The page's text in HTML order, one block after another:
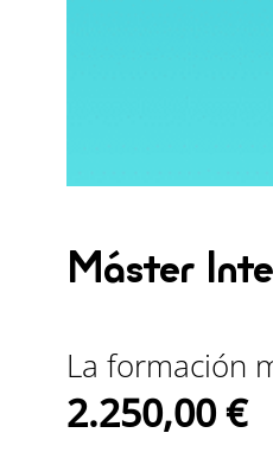
Máster
La formación
2.250,00€